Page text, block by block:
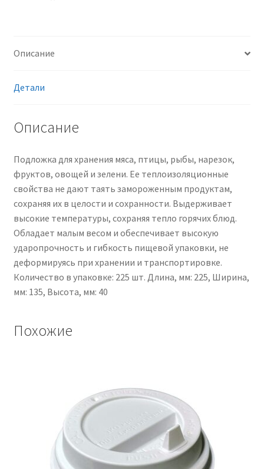
(вспененный
для
ручной
желтый
Описание
Детали
Описание
Подложка для хранения мяса, птицы, рыбы, нарезок,
фруктов, овощей и зелени. Ее теплоизоляционные
свойства не дают таять замороженным продуктам,
сохраняя их в целости и сохранности. Выдерживает
высокие температуры, сохраняя тепло горячих блюд.
Обладает малым весом и обеспечивает высокую
ударопрочность и гибкость пищевой упаковки, не
деформируясь при хранении и транспортировке.
Количество в упаковке: 225 шт. Длина, мм: 225, Ширина,
мм: 135, Высота, мм: 40
Похожие